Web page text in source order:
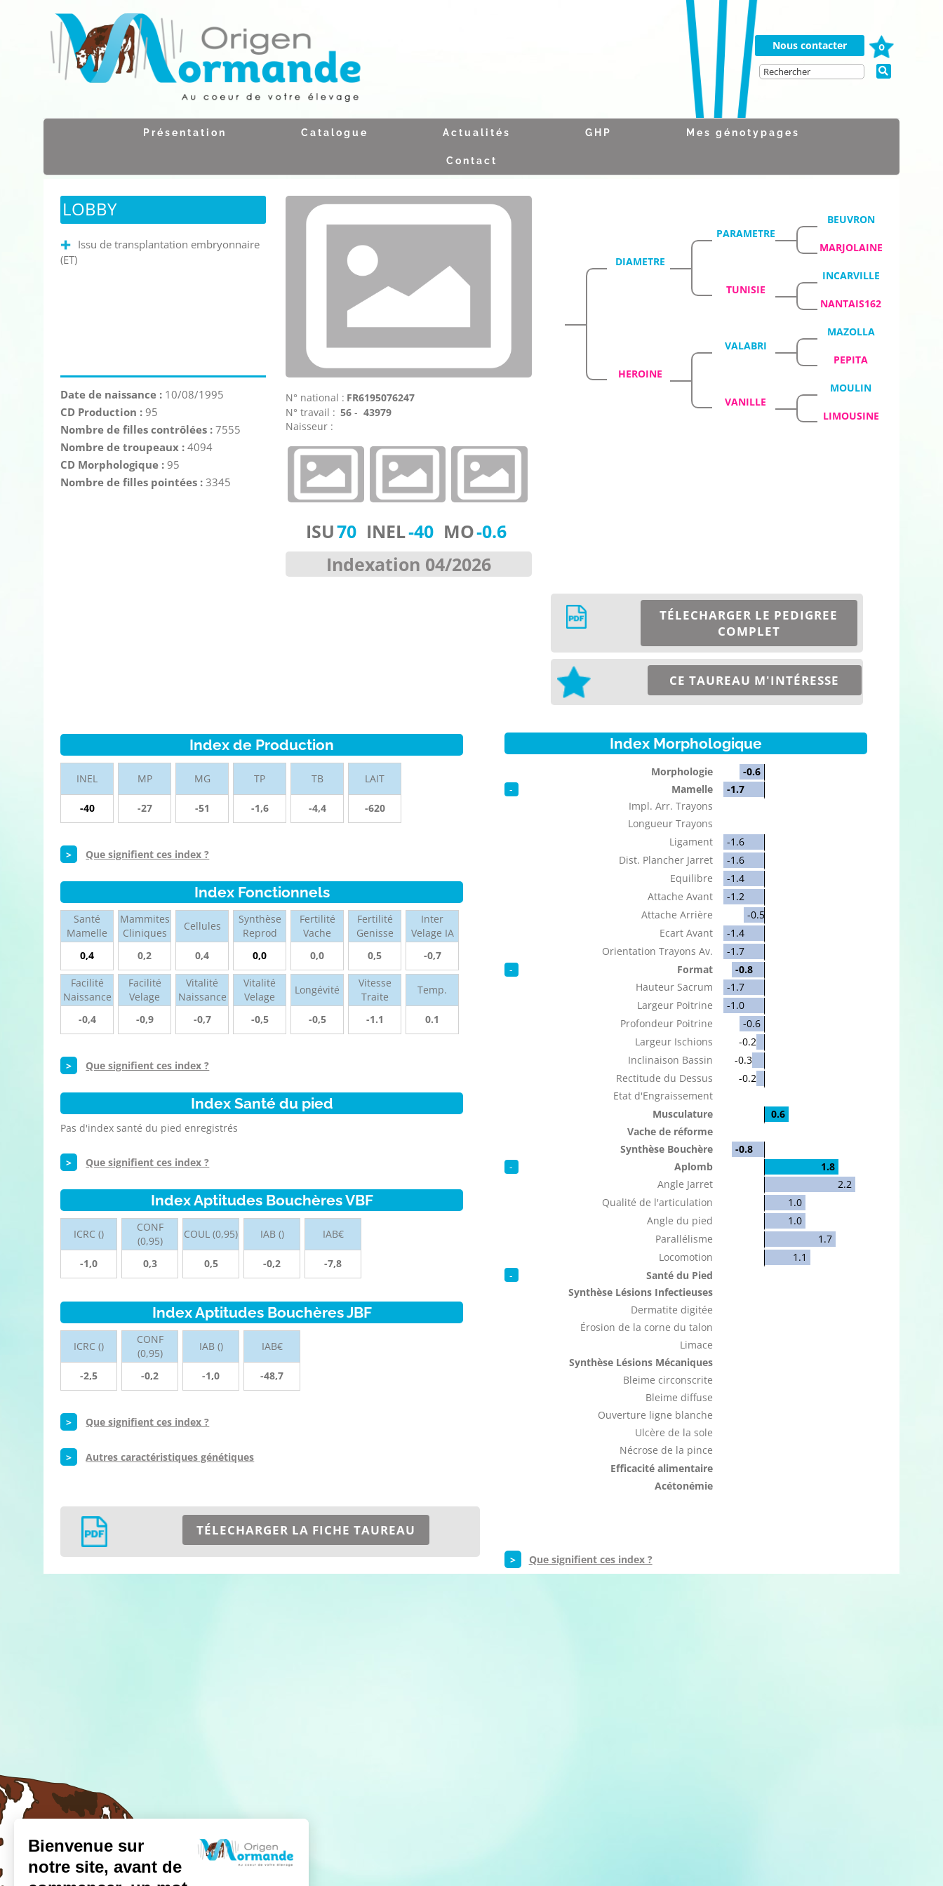
Nous contacter
0
Présentation Catalogue Actualités GHP Mes génotypages
Contact
LOBBY
Issu de transplantation embryonnaire
(ET)
Date de naissance : 10/08/1995
CD Production :95
Nombre de filles contrôlées :7555
Nombre de troupeaux :4094
CD Morphologique :95
Nombre de filles pointées :3345
N° national : FR6195076247
N° travail : 56 - 43979
Naisseur :
ISU70 INEL-40 MO-0.6
Indexation 04/2026
DIAMETRE
PARAMETRE
BEUVRON
MARJOLAINE
TUNISIE
INCARVILLE
NANTAIS162
HEROINE
VALABRI
MAZOLLA
PEPITA
VANILLE
MOULIN
LIMOUSINE
TÉLECHARGER LE PEDIGREE
COMPLET
CE TAUREAU M'INTÉRESSE
Index de Production
INEL
-40
MP
-27
MG
-51
TP
-1,6
TB
-4,4
LAIT
-620
> Que signifient ces index ?
Index Fonctionnels
Santé
Mamelle
0,4
Mammites
Cliniques
0,2
Cellules
0,4
Synthèse
Reprod
0,0
Fertilité
Vache
0,0
Fertilité
Genisse
0,5
Inter
Velage IA
-0,7
Facilité
Naissance
-0,4
Facilité
Velage
-0,9
Vitalité
Naissance
-0,7
Vitalité
Velage
-0,5
Longévité
-0,5
Vitesse
Traite
-1.1
Temp.
0.1
> Que signifient ces index ?
Index Santé du pied
Pas d'index santé du pied enregistrés
> Que signifient ces index ?
Index Aptitudes Bouchères VBF
ICRC ()
-1,0
CONF
(0,95)
0,3
COUL (0,95)
0,5
IAB ()
-0,2
IAB€
-7,8
Index Aptitudes Bouchères JBF
ICRC ()
-2,5
CONF
(0,95)
-0,2
IAB ()
-1,0
IAB€
-48,7
> Que signifient ces index ?
> Autres caractéristiques génétiques
TÉLECHARGER LA FICHE TAUREAU
Index Morphologique
Morphologie
-0.6
-
Mamelle
-1.7
Impl. Arr. Trayons
Longueur Trayons
Ligament
-1.6
Dist. Plancher Jarret
-1.6
Equilibre
-1.4
Attache Avant
-1.2
Attache Arrière
-0.5
Ecart Avant
-1.4
Orientation Trayons Av.
-1.7
-
Format
-0.8
Hauteur Sacrum
-1.7
Largeur Poitrine
-1.0
Profondeur Poitrine
-0.6
Largeur Ischions
-0.2
Inclinaison Bassin
-0.3
Rectitude du Dessus
-0.2
Etat d'Engraissement
Musculature
0.6
Vache de réforme
Synthèse Bouchère
-0.8
-
Aplomb
1.8
Angle Jarret
2.2
Qualité de l'articulation
1.0
Angle du pied
1.0
Parallélisme
1.7
Locomotion
1.1
-
Santé du Pied
Synthèse Lésions Infectieuses
Dermatite digitée
Érosion de la corne du talon
Limace
Synthèse Lésions Mécaniques
Bleime circonscrite
Bleime diffuse
Ouverture ligne blanche
Ulcère de la sole
Nécrose de la pince
Efficacité alimentaire
Acétonémie
> Que signifient ces index ?